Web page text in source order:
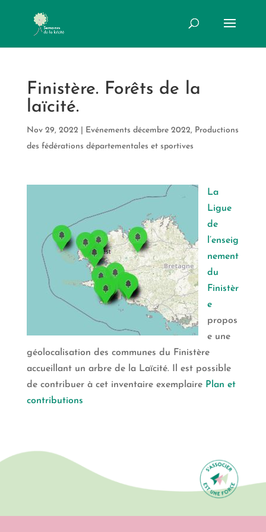
Finistère. Forêts de la
laïcité.
Nov 29, 2022 Evénements décembre 2022, Productions
des fédérations départementales et sportives
La
Ligue
de
l’enseig
nement
du
Finistèr
e
propos
e une
géolocalisation des communes du Finistère
accueillant un arbre de la Laïcité. Il est possible
de contribuer à cet inventaire exemplaire Plan et
contributions